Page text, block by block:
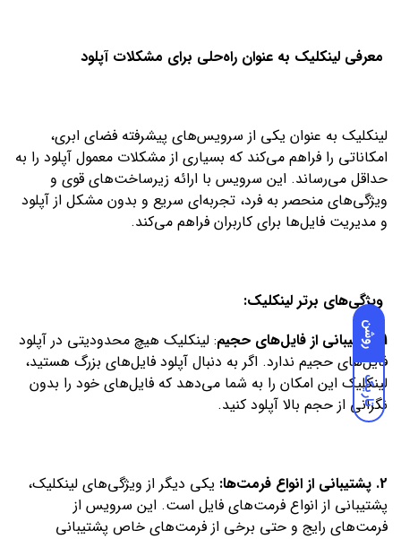
روشن
تاریک
معرفی لینکلیک به عنوان راه‌حلی برای مشکلات آپلود
لینکلیک به عنوان یکی از سرویس‌های پیشرفته فضای ابری،
امکاناتی را فراهم می‌کند که بسیاری از مشکلات معمول آپلود را به
حداقل می‌رساند. این سرویس با ارائه زیرساخت‌های قوی و
ویژگی‌های منحصر به فرد، تجربه‌ای سریع و بدون مشکل از آپلود
و مدیریت فایل‌ها برای کاربران فراهم می‌کند.
ویژگی‌های برتر لینکلیک:
1. پشتیبانی از فایل‌های حجیم
: لینکلیک هیچ محدودیتی در آپلود
فایل‌های حجیم ندارد. اگر به دنبال آپلود فایل‌های بزرگ هستید،
لینکلیک این امکان را به شما می‌دهد که فایل‌های خود را بدون
نگرانی از حجم بالا آپلود کنید.
2. پشتیبانی از انواع فرمت‌ها:
یکی دیگر از ویژگی‌های لینکلیک،
پشتیبانی از انواع فرمت‌های فایل است. این سرویس از
فرمت‌های رایج و حتی برخی از فرمت‌های خاص پشتیبانی